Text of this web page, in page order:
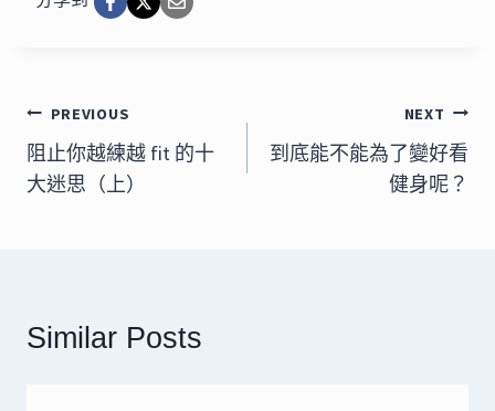
文
章
導
PREVIOUS
阻止你越練越 fit 的十
大迷思（上）
NEXT
到底能不能為了變好看
健身呢？
Similar Posts